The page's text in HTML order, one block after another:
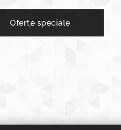
Oferte speciale